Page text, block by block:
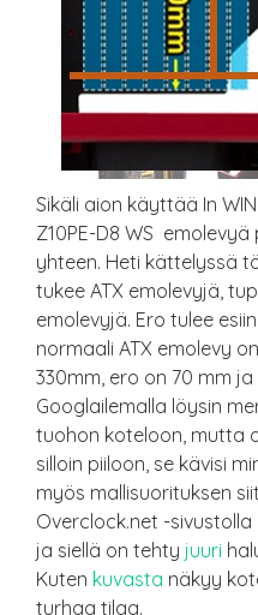
Sikäli aion käyttää In
Z10PE-D8 WS
yhteen. Heti kättelyssä
tukee ATX emolevyjä,
emolevyjä. Ero tulee
normaali ATX emolevy
330mm, ero on 70 mm
Googlailemalla löysin
tuohon koteloon, mutta
silloin piiloon, se kävisi
myös mallisuorituksen
Overclock.net -sivustolla
ja siellä on tehty juuri
Kuten kuvasta näkyy
turhaa tilaa.